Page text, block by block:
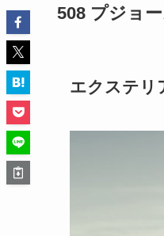
508 プジョ
エクステリ